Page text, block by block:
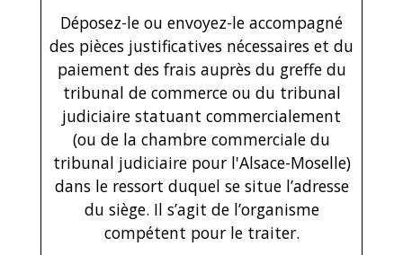
Déposez-le ou envoyez-le accompagné
des pièces justificatives nécessaires et du
paiement des frais auprès du greffe du
tribunal de commerce ou du tribunal
judiciaire statuant commercialement
(ou de la chambre commerciale du
tribunal judiciaire pour l'Alsace-Moselle)
dans le ressort duquel se situe l’adresse
du siège. Il s’agit de l’organisme
compétent pour le traiter.